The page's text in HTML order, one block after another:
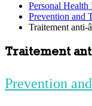
Personal Health
Prevention and
Traitement anti-
Traitement
Prevention